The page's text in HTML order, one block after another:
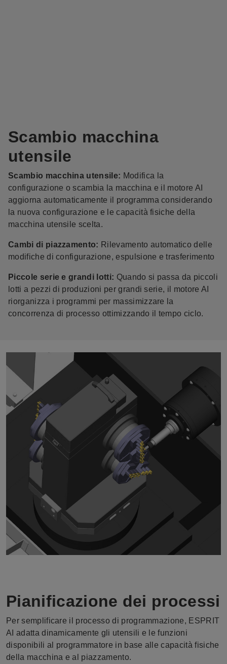
Scambio macchina
utensile
Scambio macchina utensile: Modifica la
configurazione o scambia la macchina e il motore AI
aggiorna automaticamente il programma considerando
la nuova configurazione e le capacità fisiche della
macchina utensile scelta.
Cambi di piazzamento: Rilevamento automatico delle
modifiche di configurazione, espulsione e trasferimento
Piccole serie e grandi lotti: Quando si passa da piccoli
lotti a pezzi di produzioni per grandi serie, il motore AI
riorganizza i programmi per massimizzare la
concorrenza di processo ottimizzando il tempo ciclo.
Pianificazione dei processi
Per semplificare il processo di programmazione, ESPRIT
AI adatta dinamicamente gli utensili e le funzioni
disponibili al programmatore in base alle capacità fisiche
della macchina e al piazzamento.